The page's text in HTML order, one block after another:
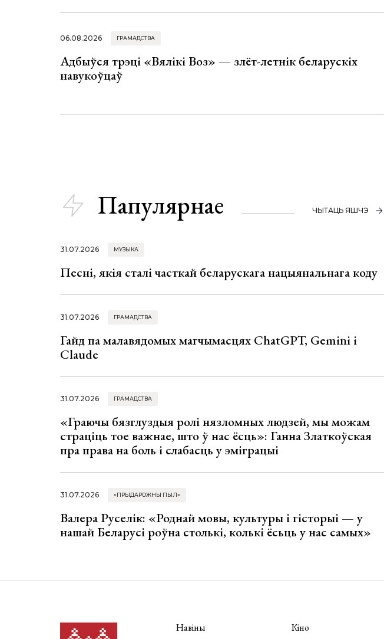
06.08.2026 ГРАМАДСТВА
Адбыўся трэці «Вялікі Воз» — злёт-летнік беларускіх
навукоўцаў
Папулярнае ЧЫТАЦЬ ЯШЧЭ
31.07.2026 МУЗЫКА
Песні, якія сталі часткай беларускага нацыянальнага коду
31.07.2026 ГРАМАДСТВА
Гайд па малавядомых магчымасцях ChatGPT, Gemini і
Claude
31.07.2026 ГРАМАДСТВА
«Граючы бязглуздыя ролі нязломных людзей, мы можам
страціць тое важнае, што ў нас ёсць»: Ганна Златкоўская
пра права на боль і слабасць у эміграцыі
31.07.2026 «ПРЫДАРОЖНЫ ПЫЛ»
Валера Руселік: «Роднай мовы, культуры і гісторыі — у
нашай Беларусі роўна столькі, колькі ёсьць у нас самых»
Навіны Кіно